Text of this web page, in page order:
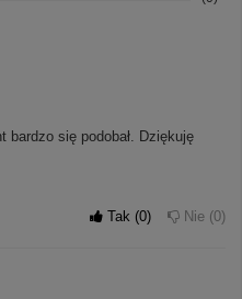
bardzo się podobał. Dziękuję
Tak 0 Nie 0